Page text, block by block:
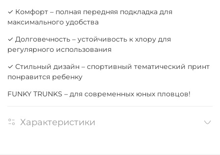
✓ Комфорт – полная передняя подкладка для
максимального удобства
✓ Долговечность – устойчивость к хлору для
регулярного использования
✓ Стильный дизайн – спортивный тематический принт
понравится ребенку
FUNKY TRUNKS – для современных юных пловцов!
Характеристики